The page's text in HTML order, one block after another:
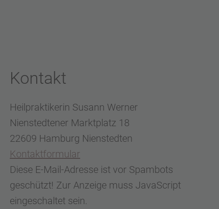
Kontakt
Heilpraktikerin Susann Werner
Nienstedtener Marktplatz 18
22609 Hamburg Nienstedten
Kontaktformular
Diese E-Mail-Adresse ist vor Spambots
geschützt! Zur Anzeige muss JavaScript
eingeschaltet sein.